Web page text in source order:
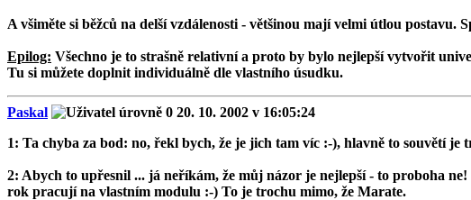
A všiměte si běžců na delší vzdálenosti - většinou mají velmi útlou
Epilog: Všechno je to strašně relativní a proto by bylo nejlepší vytvořit
Tu si můžete doplnit individuálně dle vlastního úsudku.
Paskal
20. 10. 2002 v 16:05:24
1: Ta chyba za bod: no, řekl bych, že je jich tam víc :-), hlavně to souvětí je
2: Abych to upřesnil ... já neříkám, že můj názor je nejlepší - to proboha
rok pracují na vlastním modulu :-) To je trochu mimo, že Marate.